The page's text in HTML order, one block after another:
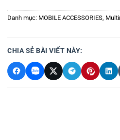
Danh mục: MOBILE ACCESSORIES
CHIA SẺ BÀI VIẾT NÀY: